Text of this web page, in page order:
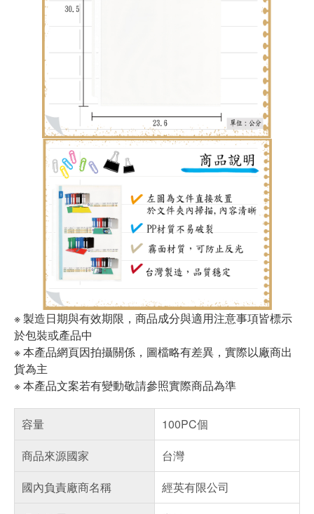
※ 製造日期與有效期限，商品成分與適用注意事項皆標示
於包裝或產品中
※ 本產品網頁因拍攝關係，圖檔略有差異，實際以廠商出
貨為主
※ 本產品文案若有變動敬請參照實際商品為準
容量
100PC個
商品來源國家
台灣
國內負責廠商名稱
經英有限公司